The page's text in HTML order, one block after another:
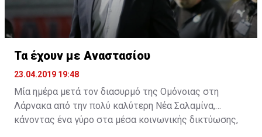
Τα έχουν με Αναστασίου
23.04.2019 19:48
Μία ημέρα μετά τον διασυρμό της Ομόνοιας στη
Λάρνακα από την πολύ καλύτερη Νέα Σαλαμίνα,
κάνοντας ένα γύρο στα μέσα κοινωνικής δικτύωσης,